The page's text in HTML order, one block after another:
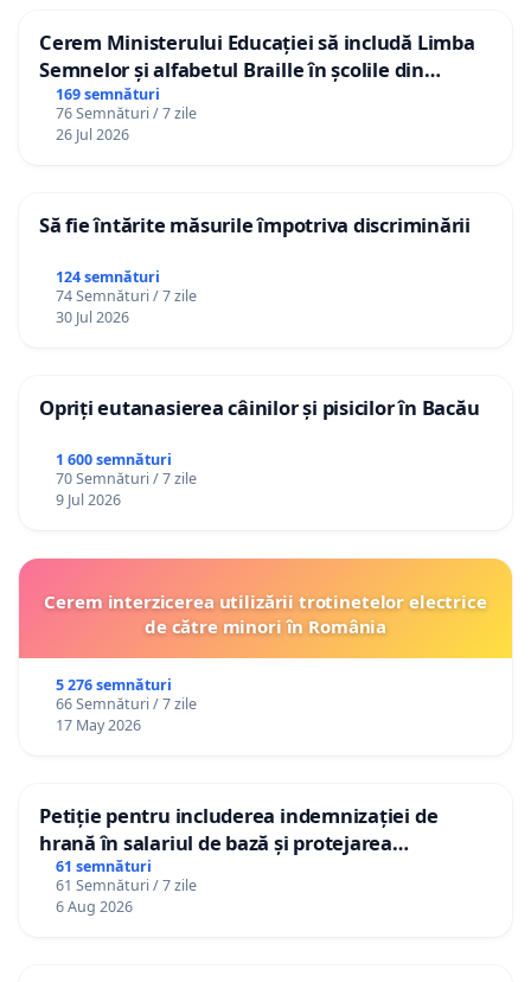
Cerem Ministerului Educației să includă Limba
Semnelor și alfabetul Braille în școlile din
Republica Moldova!
169 semnături
76 Semnături / 7 zile
26 Jul 2026
Să fie întărite măsurile împotriva discriminării
124 semnături
74 Semnături / 7 zile
30 Jul 2026
Opriți eutanasierea câinilor și pisicilor în Bacău
1 600 semnături
70 Semnături / 7 zile
9 Jul 2026
Cerem interzicerea utilizării trotinetelor electrice
de către minori în România
5 276 semnături
66 Semnături / 7 zile
17 May 2026
Petiție pentru includerea indemnizației de
hrană în salariul de bază și protejarea
gradațiilor de vechime pentru asistenții
personali
61 semnături
61 Semnături / 7 zile
6 Aug 2026